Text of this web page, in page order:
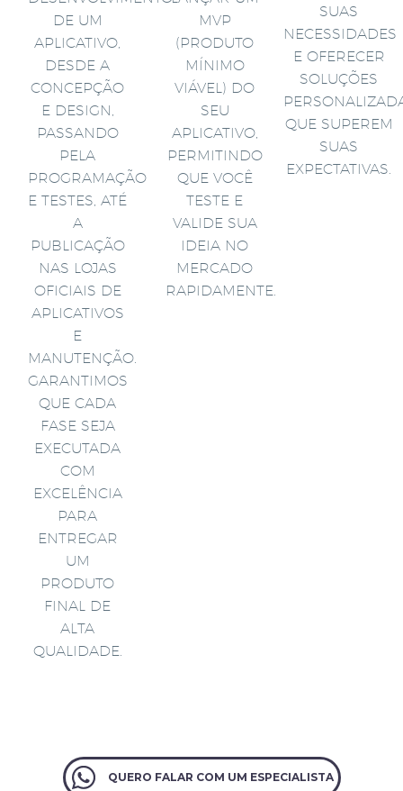
DE UM
APLICATIVO,
DESDE A
CONCEPÇÃO
E DESIGN,
PASSANDO
PELA
PROGRAMAÇÃO
E TESTES, ATÉ
A
PUBLICAÇÃO
NAS LOJAS
OFICIAIS DE
APLICATIVOS
E
MANUTENÇÃO.
GARANTIMOS
QUE CADA
FASE SEJA
EXECUTADA
COM
EXCELÊNCIA
PARA
ENTREGAR
UM
PRODUTO
FINAL DE
ALTA
QUALIDADE.
MVP
(PRODUTO
MÍNIMO
VIÁVEL) DO
SEU
APLICATIVO,
PERMITINDO
QUE VOCÊ
TESTE E
VALIDE SUA
IDEIA NO
MERCADO
RAPIDAMENTE.
SUAS
NECESSIDADES
E OFERECER
SOLUÇÕES
QUE SUPEREM
SUAS
EXPECTATIVAS.
QUERO FALAR COM UM ESPECIALISTA